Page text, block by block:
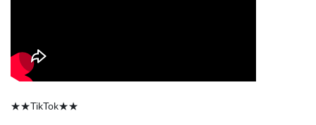
★★TikTok★★